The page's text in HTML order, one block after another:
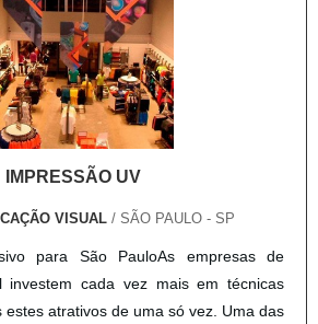
fácil e prática. Sobre os displays de
citar: Diversos modelos desenvolvidos
e capacidade de carga; A
sistema digital com alta definição, que
vivacidade de cores, mantendo a
Não há quantidade mínima de
de compra sem a necessidade
auxiliando em uma melhor divulgação
MAIS INFORMAÇÕES
DE BALCÃOEntretanto, para garantir a
é importante que eles sejam
IMPRESSÃO UV
VISUAL/ SÃO PAULO - SP
para São PauloAs empresas de
investem cada vez mais em técnicas
atrativos de uma só vez. Uma das